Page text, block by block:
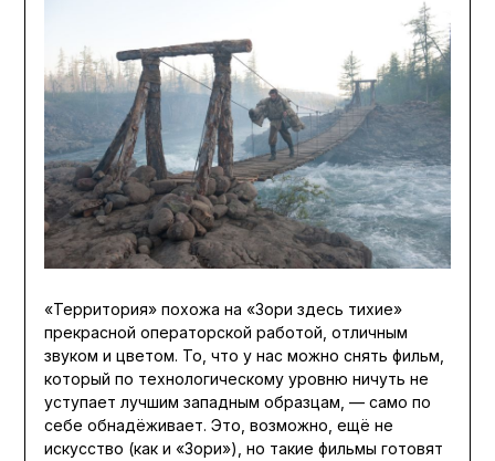
«Территория» похожа на «Зори здесь тихие»
прекрасной операторской работой, отличным
звуком и цветом. То, что у нас можно снять фильм,
который по технологическому уровню ничуть не
уступает лучшим западным образцам, — само по
себе обнадёживает. Это, возможно, ещё не
искусство (как и «Зори»), но такие фильмы готовят